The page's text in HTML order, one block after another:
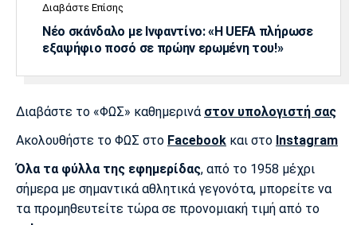
Ντόρτμουντ
Ζερμέν
Αστέρας
Διαβάστε Επίσης
Νέο σκάνδαλο με Ινφαντίνο: «Η UEFA πλήρωσε
εξαψήφιο ποσό σε πρώην ερωμένη του!»
Διαβάστε το «ΦΩΣ» καθημερινά στον υπολογιστή σας
Ακολουθήστε το ΦΩΣ στο Facebook και στο Instagram
Όλα τα φύλλα της εφημερίδας, από το 1958 μέχρι
σήμερα με σημαντικά αθλητικά γεγονότα, μπορείτε να
τα προμηθευτείτε τώρα σε προνομιακή τιμή από το